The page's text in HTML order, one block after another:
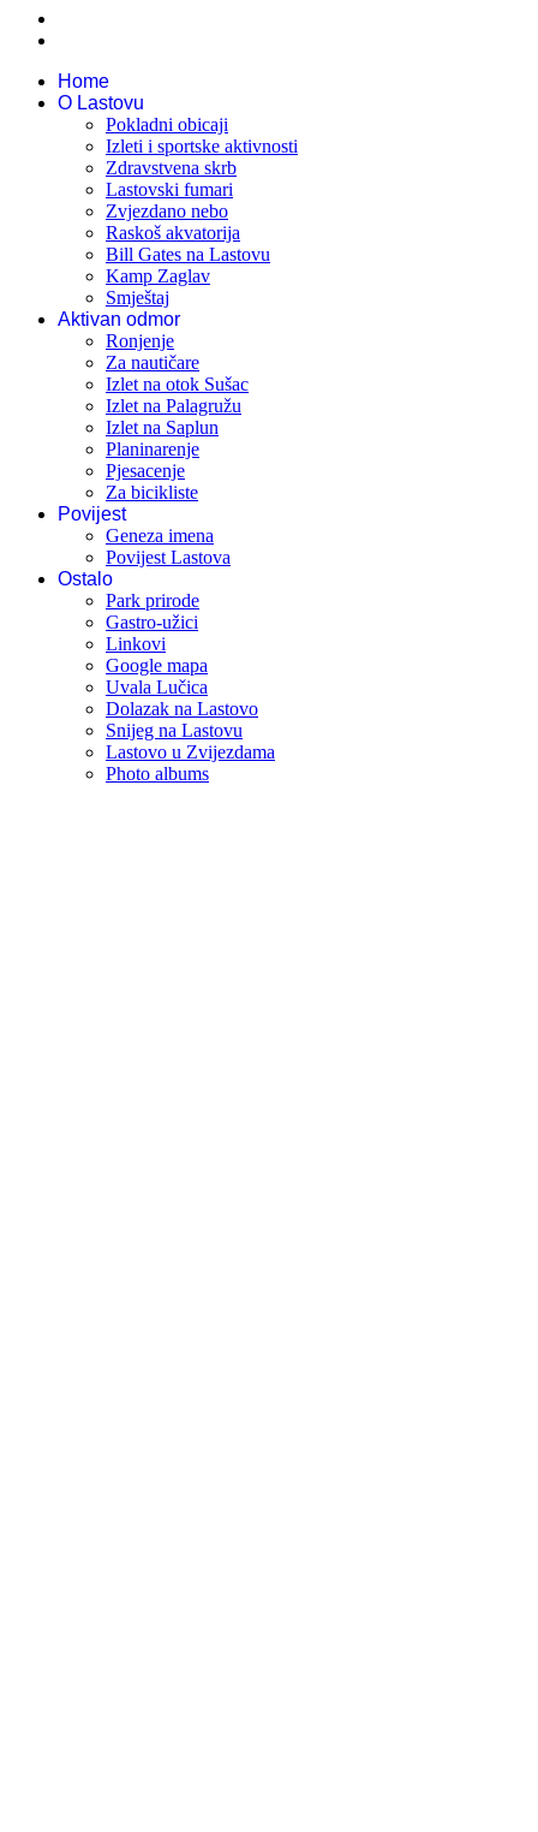
Home
O Lastovu
Pokladni obicaji
Izleti i sportske aktivnosti
Zdravstvena skrb
Lastovski fumari
Zvjezdano nebo
Raskoš akvatorija
Bill Gates na Lastovu
Kamp Zaglav
Smještaj
Aktivan odmor
Ronjenje
Za nautičare
Izlet na otok Sušac
Izlet na Palagružu
Izlet na Saplun
Planinarenje
Pjesacenje
Za bicikliste
Povijest
Geneza imena
Povijest Lastova
Ostalo
Park prirode
Gastro-užici
Linkovi
Google mapa
Uvala Lučica
Dolazak na Lastovo
Snijeg na Lastovu
Lastovo u Zvijezdama
Photo albums